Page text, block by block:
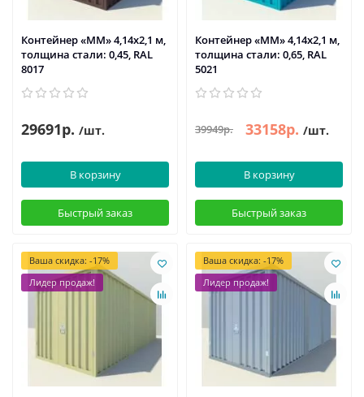
Контейнер «ММ» 4,14х2,1 м,
толщина стали: 0,45, RAL
8017
29691р. /шт.
В корзину
Быстрый заказ
Контейнер «ММ» 4,14х2,1 м,
толщина стали: 0,65, RAL
5021
39949р. 33158р. /шт.
В корзину
Быстрый заказ
Ваша скидка: -17%
Лидер продаж!
Ваша скидка: -17%
Лидер продаж!